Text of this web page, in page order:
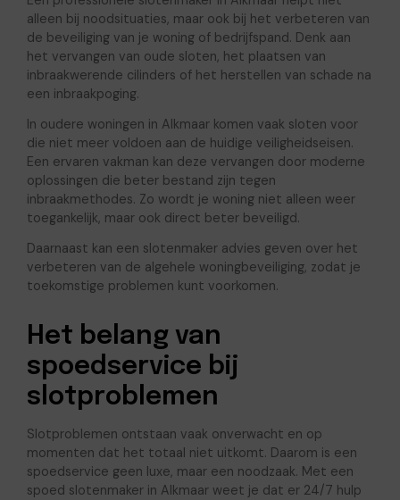
alleen bij noodsituaties, maar ook bij het verbeteren van
de beveiliging van je woning of bedrijfspand. Denk aan
het vervangen van oude sloten, het plaatsen van
inbraakwerende cilinders of het herstellen van schade na
een inbraakpoging.
In oudere woningen in Alkmaar komen vaak sloten voor
die niet meer voldoen aan de huidige veiligheidseisen.
Een ervaren vakman kan deze vervangen door moderne
oplossingen die beter bestand zijn tegen
inbraakmethodes. Zo wordt je woning niet alleen weer
toegankelijk, maar ook direct beter beveiligd.
Daarnaast kan een slotenmaker advies geven over het
verbeteren van de algehele woningbeveiliging, zodat je
toekomstige problemen kunt voorkomen.
Het belang van
spoedservice bij
slotproblemen
Slotproblemen ontstaan vaak onverwacht en op
momenten dat het totaal niet uitkomt. Daarom is een
spoedservice geen luxe, maar een noodzaak. Met een
spoed slotenmaker in Alkmaar weet je dat er 24/7 hulp